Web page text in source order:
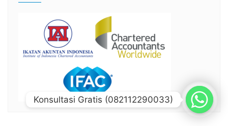
Konsultasi Gratis (082112290033)